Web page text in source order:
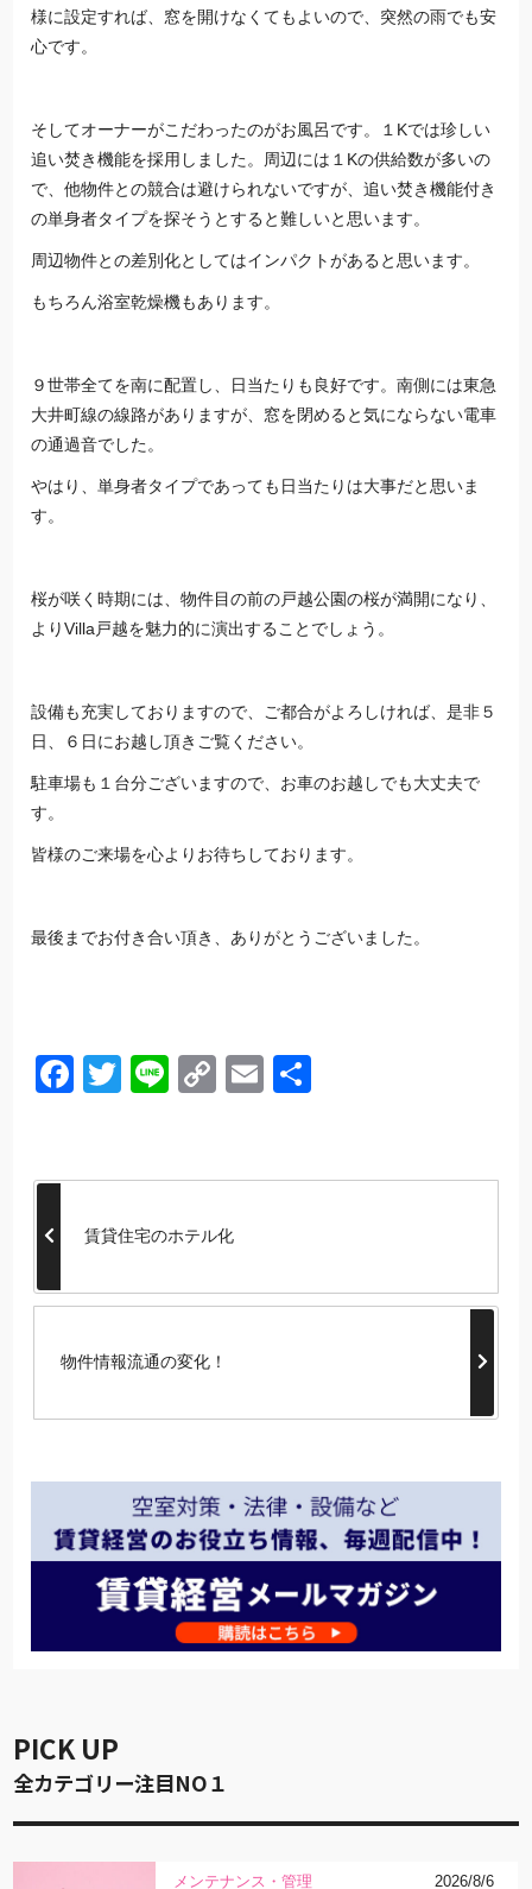
様に設定すれば、窓を開けなくてもよいので、突然の雨でも安
心です。
そしてオーナーがこだわったのがお風呂です。１Kでは珍しい
追い焚き機能を採用しました。周辺には１Kの供給数が多いの
で、他物件との競合は避けられないですが、追い焚き機能付き
の単身者タイプを探そうとすると難しいと思います。
周辺物件との差別化としてはインパクトがあると思います。
もちろん浴室乾燥機もあります。
９世帯全てを南に配置し、日当たりも良好です。南側には東急
大井町線の線路がありますが、窓を閉めると気にならない電車
の通過音でした。
やはり、単身者タイプであっても日当たりは大事だと思いま
す。
桜が咲く時期には、物件目の前の戸越公園の桜が満開になり、
よりVilla戸越を魅力的に演出することでしょう。
設備も充実しておりますので、ご都合がよろしければ、是非５
日、６日にお越し頂きご覧ください。
駐車場も１台分ございますので、お車のお越しでも大丈夫で
す。
皆様のご来場を心よりお待ちしております。
最後までお付き合い頂き、ありがとうございました。
Facebook
Twitter
LineCopyEmail
賃貸住宅のホテル化
物件情報流通の変化！
PICK UP
全カテゴリー注目NO１
メンテナンス・管理 2026/8/6